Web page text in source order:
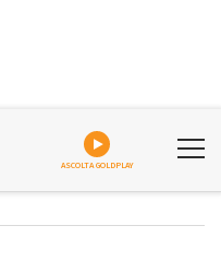
ASCOLTA GOLDPLAY